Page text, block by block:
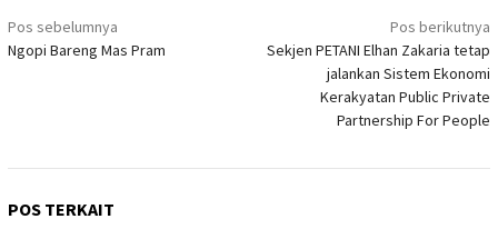
Navigasi
pos
Pos sebelumnya
Ngopi Bareng Mas Pram
Pos berikutnya
Sekjen PETANI Elhan Zakaria tetap
jalankan Sistem Ekonomi
Kerakyatan Public Private
Partnership For People
POS TERKAIT